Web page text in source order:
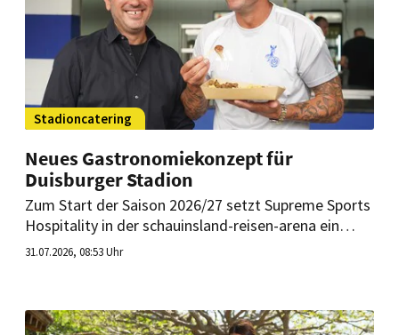
Stadioncatering
Neues Gastronomiekonzept für
Duisburger Stadion
Zum Start der Saison 2026/27 setzt Supreme Sports
Hospitality in der schauinsland-reisen-arena ein
neues Gastronomie- und Hospitality-Konzept um.
31.07.2026, 08:53 Uhr